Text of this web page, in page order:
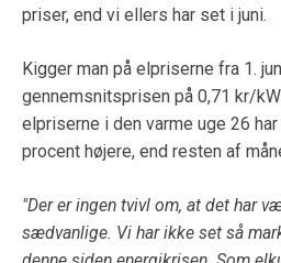
priser, end vi ellers har set i juni.
Kigger man på elpriserne fra 1.
gennemsnitsprisen på 0,71 kr/
elpriserne i den varme uge 26
procent højere, end resten af
"Der er ingen tvivl om, at det har
sædvanlige. Vi har ikke set så